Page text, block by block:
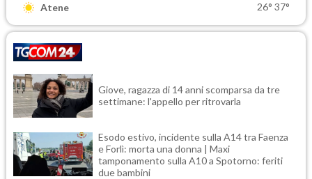
Atene 26° 37°
Giove, ragazza di 14 anni scomparsa da tre
settimane: l'appello per ritrovarla
Esodo estivo, incidente sulla A14 tra Faenza
e Forlì: morta una donna | Maxi
tamponamento sulla A10 a Spotorno: feriti
due bambini